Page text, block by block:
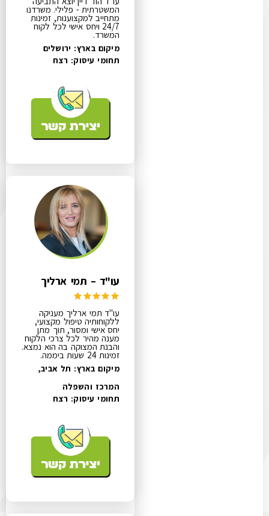
המשטרתית - פלילי. משרדנו
מתחייב למקצוענות, זמינות
24/7 ויחס אישי לכל לקוח
המשרד.
מיקום בארץ: ירושלים
תחומי עיסוק: רצח
עו"ד – תמי ארליך
עו"ד תמי ארליך מעניקה
ללקוחותיה טיפול מקצועי,
יחס אישי ומסור, תוך מתן
מענה מהיר לכל צרכי הלקוח
והבנת המצוקה בה הוא נמצא.
זמינות 24 שעות ביממה.
מיקום בארץ: תל אביב,
המרכז והשפלה
תחומי עיסוק: רצח